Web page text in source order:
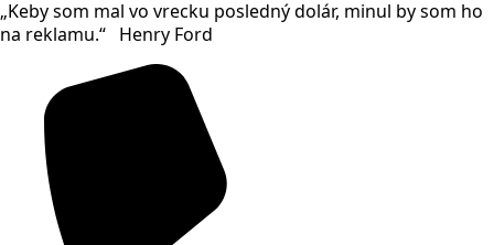
Skip
to
content
„Keby som mal vo vrecku posledný dolár, minul by som ho
na reklamu.“ Henry Ford